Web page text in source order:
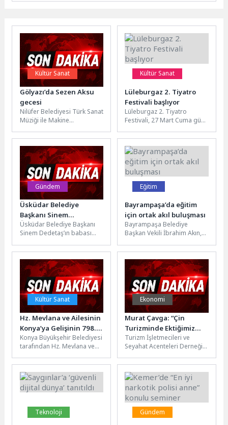
Kültür Sanat
Gölyazı’da Sezen Aksu
gecesi
Nilüfer Belediyesi Türk Sanat
Müziği ile Makine
Şubesi koroları, Türk
müziğinin usta...
Kültür Sanat
Lüleburgaz 2. Tiyatro
Festivali başlıyor
Lüleburgaz 2. Tiyatro
Festivali, 27 Mart Cuma günü
oyunuyla perde diyor....
Gündem
Üsküdar Belediye
Başkanı Sinem
Dedetaş’ın Acı Günü:
İbrahim Serhan Son
Yolculuğuna Uğurlandı
Üsküdar Belediye Başkanı
Sinem Dedetaş’ın babası
tedavi gördüğü hastanede
hayatını kaybetti....
Eğitim
Bayrampaşa’da eğitim
için ortak akıl buluşması
Bayrampaşa Belediye
Başkan Vekili İbrahim Akın,
okul aile birliği üyeleriyle
düzenlenen...
Kültür Sanat
Hz. Mevlana ve Ailesinin
Konya’ya Gelişinin 798.
Yılı Kutlanıyor
Konya Büyükşehir Belediyesi
tarafından Hz. Mevlana ve
798’inci yıl dönümü
etkinlikleri kapsamında...
Ekonomi
Murat Çavga: “Çin
Turizminde Ektiğimiz
Tohumlar Filiz Vermeye
Başladı”
Turizm İşletmecileri ve
Seyahat Acenteleri Derneği
Çavga, son iki yıldır
Trabzon’da Çin...
Teknoloji Gündem